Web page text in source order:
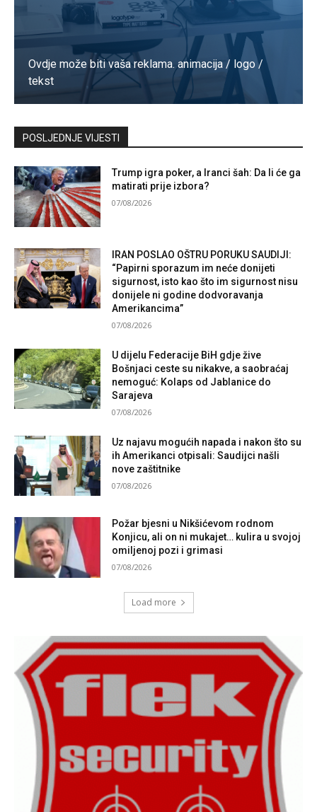
Ovdje može biti vaša reklama. animacija / logo /
tekst
Kontaktirajte nas
POSLJEDNJE VIJESTI
Trump igra poker, a Iranci šah: Da li će ga
matirati prije izbora?
07/08/2026
IRAN POSLAO OŠTRU PORUKU SAUDIJI:
“Papirni sporazum im neće donijeti
sigurnost, isto kao što im sigurnost nisu
donijele ni godine dodvoravanja
Amerikancima”
07/08/2026
U dijelu Federacije BiH gdje žive
Bošnjaci ceste su nikakve, a saobraćaj
nemoguć: Kolaps od Jablanice do
Sarajeva
07/08/2026
Uz najavu mogućih napada i nakon što su
ih Amerikanci otpisali: Saudijci našli
nove zaštitnike
07/08/2026
Požar bjesni u Nikšićevom rodnom
Konjicu, ali on ni mukajet… kulira u svojoj
omiljenoj pozi i grimasi
07/08/2026
Load more